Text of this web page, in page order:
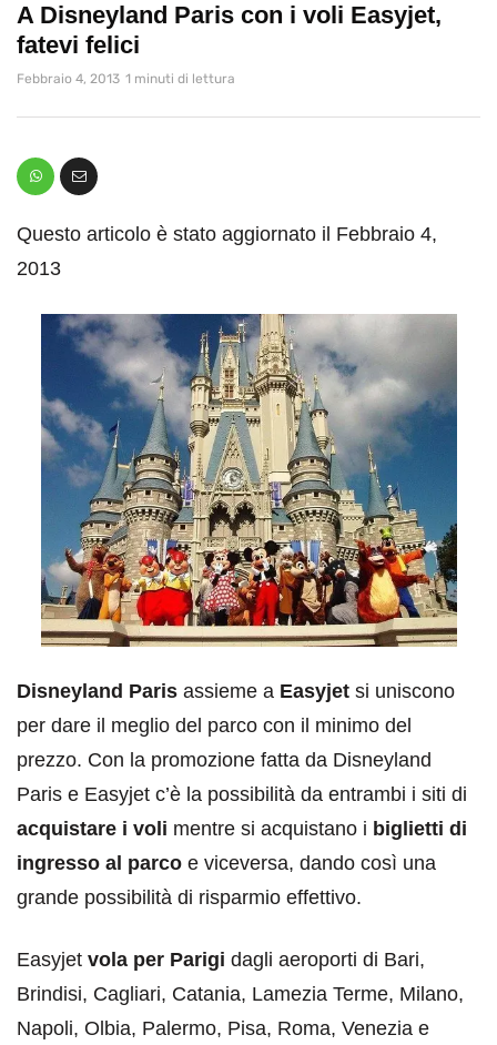
A Disneyland Paris con i voli Easyjet,
fatevi felici
Febbraio 4, 2013 1 minuti di lettura
Questo articolo è stato aggiornato il Febbraio 4,
2013
Disneyland Paris assieme a Easyjet si uniscono
per dare il meglio del parco con il minimo del
prezzo. Con la promozione fatta da Disneyland
Paris e Easyjet c’è la possibilità da entrambi i siti di
acquistare i voli mentre si acquistano i biglietti di
ingresso al parco e viceversa, dando così una
grande possibilità di risparmio effettivo.
Easyjet vola per Parigi dagli aeroporti di Bari,
Brindisi, Cagliari, Catania, Lamezia Terme, Milano,
Napoli, Olbia, Palermo, Pisa, Roma, Venezia e